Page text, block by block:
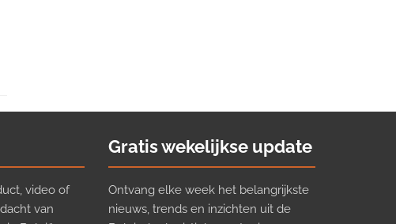
video of
van
Gratis wekelijkse update
Ontvang elke week het belangrijkste
nieuws, trends en inzichten uit de